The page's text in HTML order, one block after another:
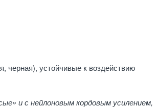
черная), устойчивые к воздействию
и с нейлоновым кордовым усилением,